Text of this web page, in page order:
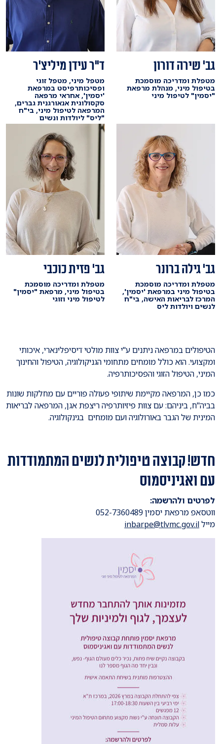
גב' שירה דורון
מטפלת ומדריכה מוסמכת
בטיפול מיני, מנהלת מרפאת
"יסמין" לטיפול מיני
ד"ר עידן מיליצ'ר
מטפל מיני, מטפל זוגי
ופסיכותרפיסט במרפאת
'יסמין', אחראי מרפאה
סקסולוגית אנאורגנית גברים,
המרפאה לטיפול מיני, בי"ח
"ליס" ליולדות ונשים
גב' גילה ברונר
מטפלת ומדריכה מוסמכת
בטיפול מיני במרפאת 'יסמין',
המרכז לבריאות האישה, בי"ח
לנשים ויולדות ליס
גב' פזית כוכבי
מטפלת ומדריכה מוסמכת
בטיפול מיני, מרפאת "יסמין"
לטיפול מיני וזוגי
הטיפולים במרפאה ניתנים ע"י צוות מולטי דיסיפלינארי, איכותי
ומקצועי. הוא כולל מומחים מתחומי הגניקולוגיה, הטיפול והחינוך
המיני, הטיפול הזוגי והפסיכותרפיה.
כמו כן, המרפאה מקיימת שיתופי פעולה פוריים עם מחלקות שונות
בביה"ח, ביניהם: עם צוות פיזיותרפיה ריצפת אגן, המרפאה לבריאות
המינית של הגבר באורולוגיה ועם מומחים בגינקולוגיה.
חדש! קבוצה טיפולית לנשים המתמודדות
עם ואגיניסמוס
לפרטים ולהרשמה:
ווטסאפ מרפאת יסמין 052-7360489
מיילinbarpe@tlvmc.gov.il